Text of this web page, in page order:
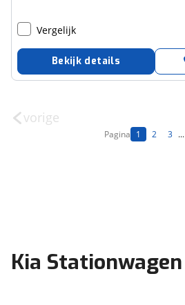
Vergelijk
Bekijk details
vorige
Pagina 1 2 3 ...
Kia Stationwagen